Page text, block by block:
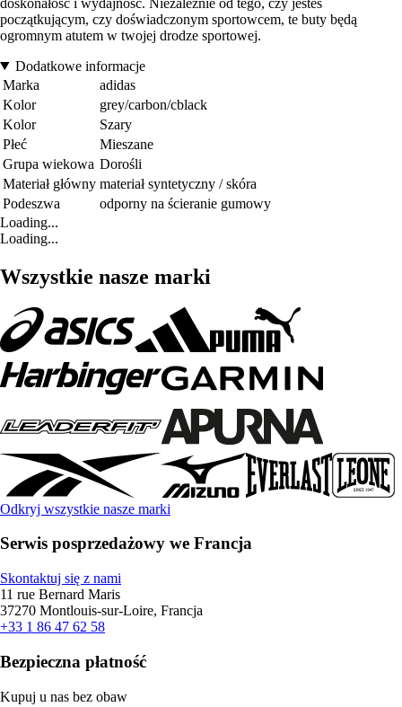
początkującym, czy doświadczonym sportowcem, te buty będą
ogromnym atutem w twojej drodze sportowej.
Dodatkowe informacje
Marka
adidas
Kolor
grey/carbon/cblack
Kolor
Szary
Płeć
Mieszane
Grupa wiekowa Dorośli
Materiał główny materiał syntetyczny / skóra
Podeszwa
odporny na ścieranie gumowy
Loading...
Loading...
Wszystkie nasze marki
Odkryj wszystkie nasze marki
Serwis posprzedażowy we Francja
Skontaktuj się z nami
11 rue Bernard Maris
37270 Montlouis-sur-Loire, Francja
+33 1 86 47 62 58
Bezpieczna płatność
Kupuj u nas bez obaw